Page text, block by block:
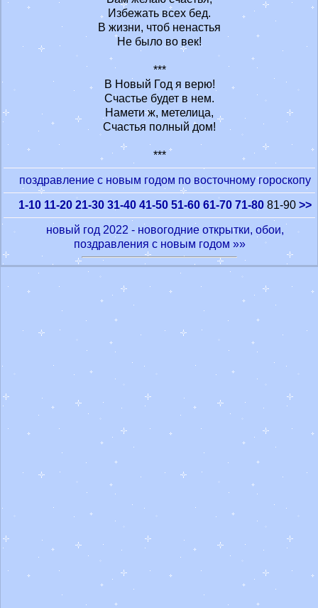
Избежать всех бед.
В жизни, чтоб ненастья
Не было во век!
***
В Новый Год я верю!
Счастье будет в нем.
Намети ж, метелица,
Счастья полный дом!
***
поздравление с новым годом по восточному гороскопу
1-10 11-20 21-30 31-40 41-50 51-60 61-70 71-80 81-90 >>
новый год 2022 - новогодние открытки, обои,
поздравления с новым годом »»